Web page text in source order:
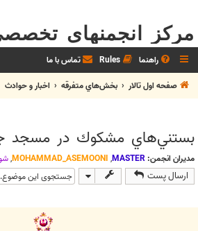
مرکز انجمنهای
راهنما Rules تماس با ما
صفحه اول تالار
بخش‌‌هاي متفرقه اخبار و حوادث
بستني‌هاي مشكوك در مسجد
مدیران انجمن: MASTER
,
MOHAMMAD_ASEMOONI
,
ارسال پست